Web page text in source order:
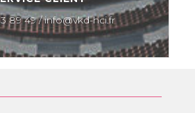
89 49 / info@vkd-hci.fr